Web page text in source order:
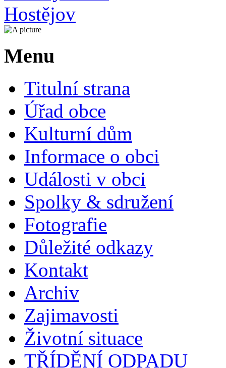
Menu
Titulní strana
Úřad obce
Kulturní dům
Informace o obci
Události v obci
Spolky & sdružení
Fotografie
Důležité odkazy
Kontakt
Archiv
Zajimavosti
Životní situace
TŘÍDĚNÍ ODPADU